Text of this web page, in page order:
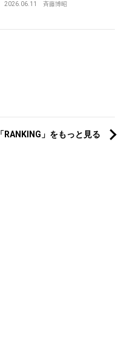
2026.06.11 斉藤博昭
「RANKING」をもっと見る